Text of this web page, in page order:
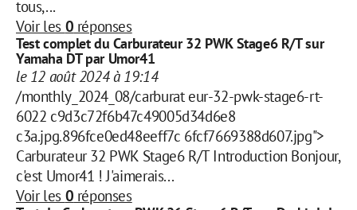
tous,...
Voir les 0 réponses
Test complet du Carburateur 32 PWK Stage6 R/T sur
Yamaha DT par Umor41
le 12 août 2024 à 19:14
/monthly_2024_08/carburat eur-32-pwk-stage6-rt-
6022 c9d3c72f6b47c49005d34d6e8
c3a.jpg.896fce0ed48eeff7c 6fcf7669388d607.jpg">
Carburateur 32 PWK Stage6 R/T Introduction Bonjour,
c'est Umor41 ! J'aimerais...
Voir les 0 réponses